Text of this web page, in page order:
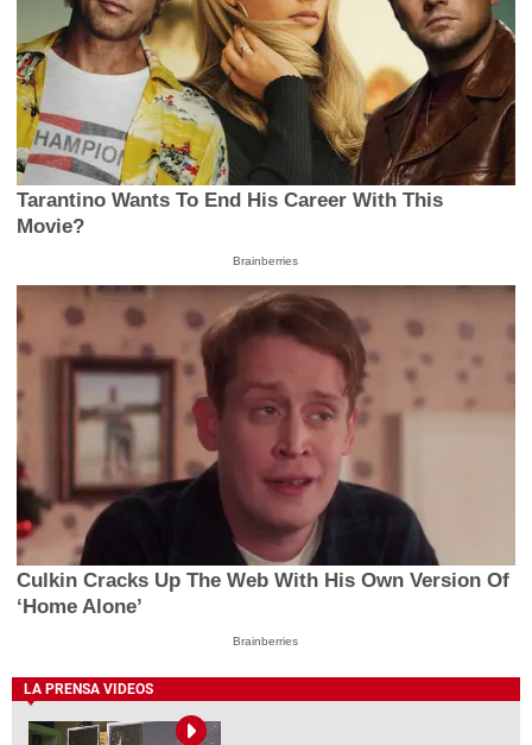
Tarantino Wants To End His Career With This
Movie?
Brainberries
Culkin Cracks Up The Web With His Own Version Of
‘Home Alone’
Brainberries
LA PRENSA VIDEOS